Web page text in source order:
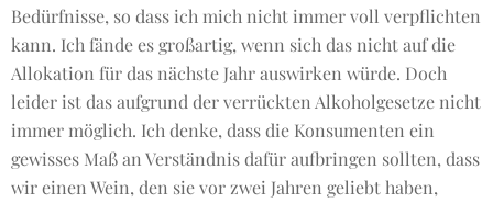
Bedürfnisse, so dass ich mich nicht immer voll verpflichten
kann. Ich fände es großartig, wenn sich das nicht auf die
Allokation für das nächste Jahr auswirken würde. Doch
leider ist das aufgrund der verrückten Alkoholgesetze nicht
immer möglich. Ich denke, dass die Konsumenten ein
gewisses Maß an Verständnis dafür aufbringen sollten, dass
wir einen Wein, den sie vor zwei Jahren geliebt haben,